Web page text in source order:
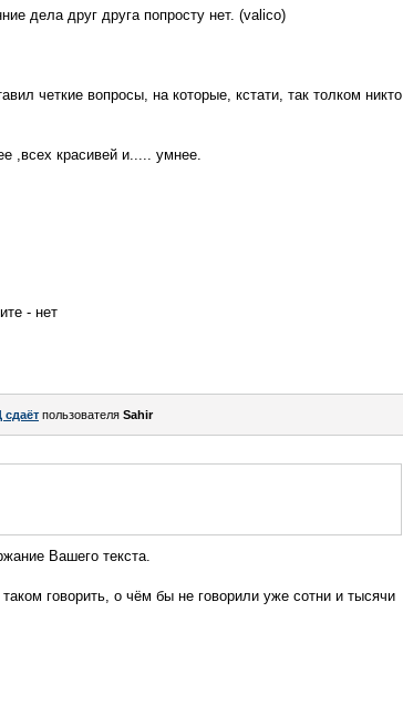
дела друг друга попросту нет. (valico)
четкие вопросы, на которые, кстати, так толком никто
,всех красивей и..... умнее.
- нет
пользователя Sahir
Вашего текста.
говорить, о чём бы не говорили уже сотни и тысячи